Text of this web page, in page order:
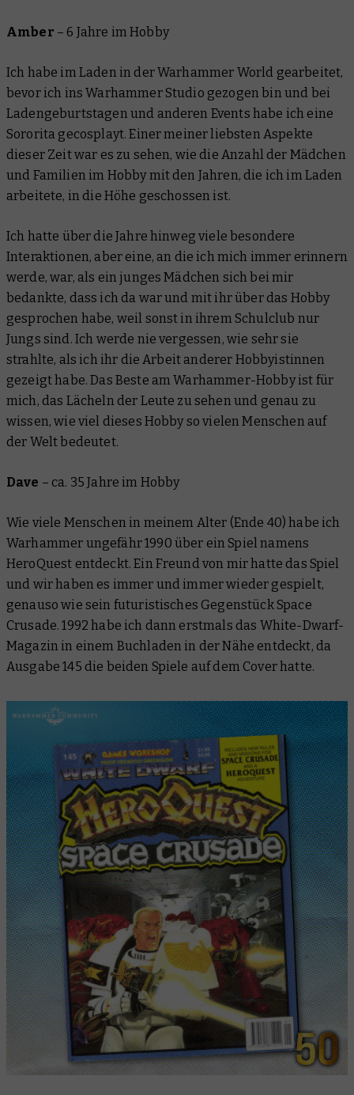
Amber – 6 Jahre im Hobby
Ich habe im Laden in der Warhammer World gearbeitet,
bevor ich ins Warhammer Studio gezogen bin und bei
Ladengeburtstagen und anderen Events habe ich eine
Sororita gecosplayt. Einer meiner liebsten Aspekte
dieser Zeit war es zu sehen, wie die Anzahl der Mädchen
und Familien im Hobby mit den Jahren, die ich im Laden
arbeitete, in die Höhe geschossen ist.
Ich hatte über die Jahre hinweg viele besondere
Interaktionen, aber eine, an die ich mich immer erinnern
werde, war, als ein junges Mädchen sich bei mir
bedankte, dass ich da war und mit ihr über das Hobby
gesprochen habe, weil sonst in ihrem Schulclub nur
Jungs sind. Ich werde nie vergessen, wie sehr sie
strahlte, als ich ihr die Arbeit anderer Hobbyistinnen
gezeigt habe. Das Beste am Warhammer-Hobby ist für
mich, das Lächeln der Leute zu sehen und genau zu
wissen, wie viel dieses Hobby so vielen Menschen auf
der Welt bedeutet.
Dave – ca. 35 Jahre im Hobby
Wie viele Menschen in meinem Alter (Ende 40) habe ich
Warhammer ungefähr 1990 über ein Spiel namens
HeroQuest entdeckt. Ein Freund von mir hatte das Spiel
und wir haben es immer und immer wieder gespielt,
genauso wie sein futuristisches Gegenstück Space
Crusade. 1992 habe ich dann erstmals das White-Dwarf-
Magazin in einem Buchladen in der Nähe entdeckt, da
Ausgabe 145 die beiden Spiele auf dem Cover hatte.